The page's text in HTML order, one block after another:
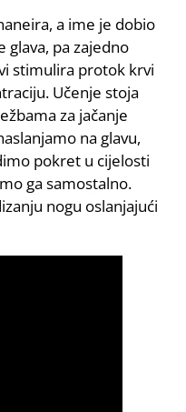
a ime je dobio
glava, pa zajedno
stimulira protok krvi
Učenje stoja
za jačanje
na glavu,
pokret u cijelosti
ga samostalno.
nogu oslanjajući